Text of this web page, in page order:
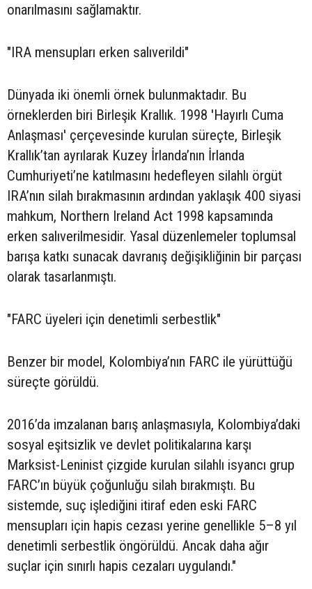
onarılmasını sağlamaktır.
"IRA mensupları erken salıverildi"
Dünyada iki önemli örnek bulunmaktadır. Bu
örneklerden biri Birleşik Krallık. 1998 'Hayırlı Cuma
Anlaşması' çerçevesinde kurulan süreçte, Birleşik
Krallık’tan ayrılarak Kuzey İrlanda’nın İrlanda
Cumhuriyeti’ne katılmasını hedefleyen silahlı örgüt
IRA’nın silah bırakmasının ardından yaklaşık 400 siyasi
mahkum, Northern Ireland Act 1998 kapsamında
erken salıverilmesidir. Yasal düzenlemeler toplumsal
barışa katkı sunacak davranış değişikliğinin bir parçası
olarak tasarlanmıştı.
"FARC üyeleri için denetimli serbestlik"
Benzer bir model, Kolombiya’nın FARC ile yürüttüğü
süreçte görüldü.
2016’da imzalanan barış anlaşmasıyla, Kolombiya’daki
sosyal eşitsizlik ve devlet politikalarına karşı
Marksist-Leninist çizgide kurulan silahlı isyancı grup
FARC’ın büyük çoğunluğu silah bırakmıştı. Bu
sistemde, suç işlediğini itiraf eden eski FARC
mensupları için hapis cezası yerine genellikle 5–8 yıl
denetimli serbestlik öngörüldü. Ancak daha ağır
suçlar için sınırlı hapis cezaları uygulandı."